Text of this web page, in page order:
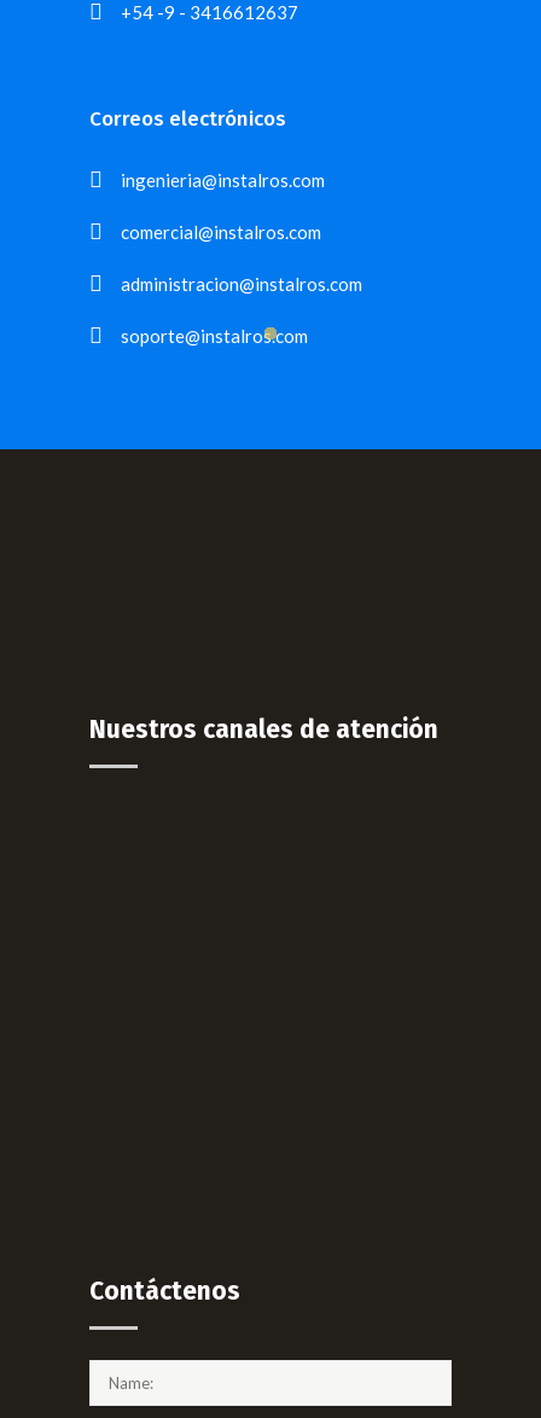
+54 -9 - 3416612637
Correos electrónicos
ingenieria@instalros.com
comercial@instalros.com
administracion@instalros.com
soporte@instalros.com
Nuestros canales de atención
Contáctenos